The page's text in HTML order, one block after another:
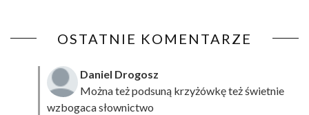
OSTATNIE KOMENTARZE
Daniel Drogosz
Można też podsuną krzyżówkęteż świetnie
wzbogaca słownictwo